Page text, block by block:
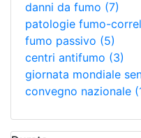
danni da fumo (7)
patologie fumo-
fumo passivo (5)
centri antifumo (3)
giornata mondiale
convegno nazionale